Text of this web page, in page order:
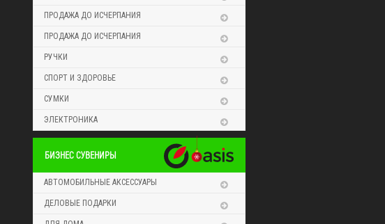
ПРОДАЖА ДО ИСЧЕРПАНИЯ
ПРОДАЖА ДО ИСЧЕРПАНИЯ
РУЧКИ
СПОРТ И ЗДОРОВЬЕ
СУМКИ
ЭЛЕКТРОНИКА
БИЗНЕС СУВЕНИРЫ
АВТОМОБИЛЬНЫЕ АКСЕССУАРЫ
ДЕЛОВЫЕ ПОДАРКИ